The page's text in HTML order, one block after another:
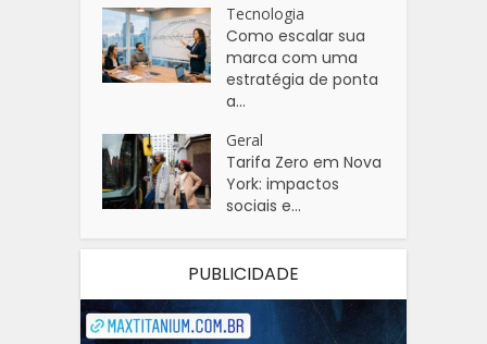
Tecnologia
Como escalar sua
marca com uma
estratégia de ponta
a...
Geral
Tarifa Zero em Nova
York: impactos
sociais e...
PUBLICIDADE